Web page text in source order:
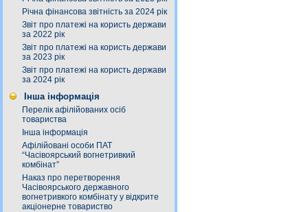
Річна фінансова звітність за 2024 рік
Звіт про платежі на користь держави
за 2022 рік
Звіт про платежі на користь держави
за 2023 рік
Звіт про платежі на користь держави
за 2024 рік
Інша інформація
Перелік афілійованих осіб
товариства
Інша інформація
Афілійовані особи ПАТ
“Часівоярський вогнетривкий
комбінат”
Наказ про перетворення
Часівоярського державного
вогнетривкого комбінату у відкрите
акціонерне товариство